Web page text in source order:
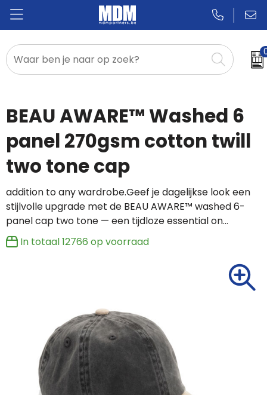
Relatiegeschenken
Promotietextiel
Sportkleding
BEAU AWARE™ Washed 6
panel 270gsm cotton twill
two tone cap
addition to any wardrobe.Geef je dagelijkse look een
stijlvolle upgrade met de BEAU AWARE™ washed 6-
panel cap two tone — een tijdloze essential on…
In totaal12766 op voorraad